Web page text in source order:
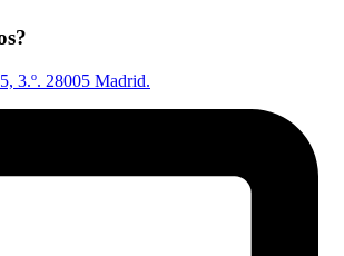
3.º. 28005 Madrid.